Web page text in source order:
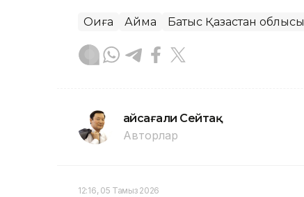
Оқиға Аймақ Батыс Қазақстан облысы
Ғайсағали Сейтақ
Авторлар
12:16, 05 Тамыз 2026